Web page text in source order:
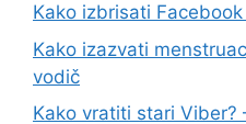
Kako izbrisati
Kako izazvati
vodič
Kako vratiti stari Viber?